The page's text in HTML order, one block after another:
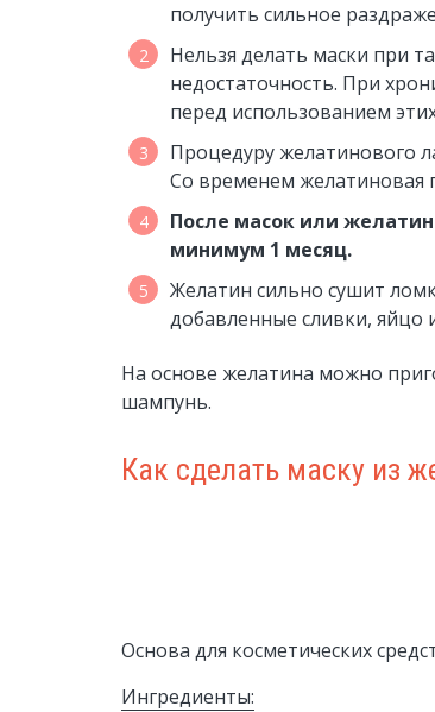
получить сильное
Нельзя делать маски при
недостаточность. При
перед использованием
Процедуру желатинового
Со временем желатиновая
После масок или
минимум 1 месяц.
Желатин сильно сушит
добавленные сливки, яйцо
На основе желатина можно
шампунь.
Как сделать маску из
Основа для косметических
Ингредиенты: